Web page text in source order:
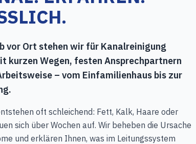
vor Ort stehen wir für Kanalreinigung
kurzen Wegen, festen Ansprechpartnern
– vom Einfamilienhaus bis zur
oft schleichend: Fett, Kalk, Haare oder
sich über Wochen auf. Wir beheben die Ursache
und erklären Ihnen, was im Leitungssystem